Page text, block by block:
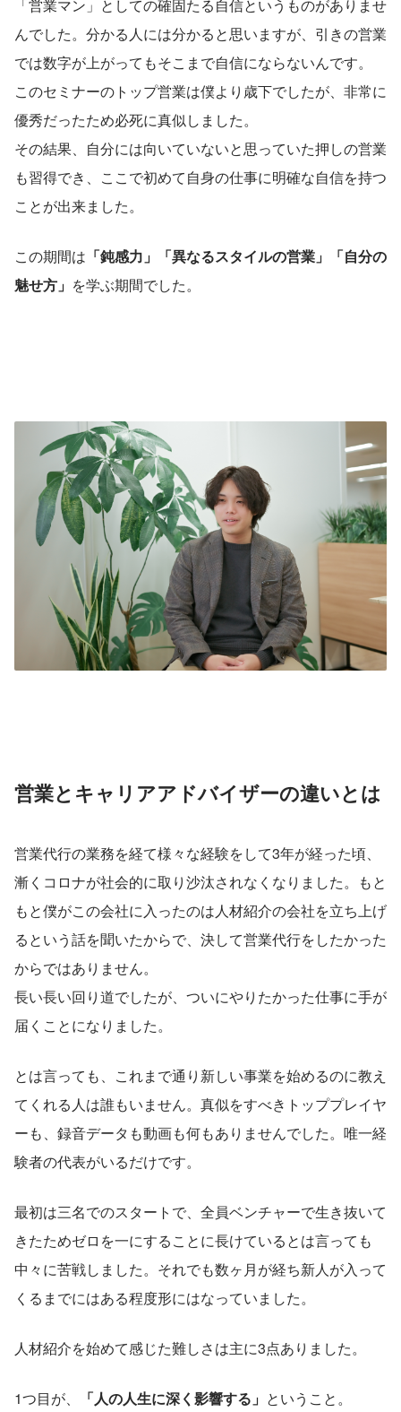
「営業マン」としての確固たる自信というものがありませ
んでした。分かる人には分かると思いますが、引きの営業
では数字が上がってもそこまで自信にならないんです。
このセミナーのトップ営業は僕より歳下でしたが、非常に
優秀だったため必死に真似しました。
その結果、自分には向いていないと思っていた押しの営業
も習得でき、ここで初めて自身の仕事に明確な自信を持つ
ことが出来ました。
この期間は 「鈍感力」「異なるスタイルの営業」「自分の
魅せ方」 を学ぶ期間でした。
営業とキャリアアドバイザーの違いとは
営業代行の業務を経て様々な経験をして3年が経った頃、
漸くコロナが社会的に取り沙汰されなくなりました。もと
もと僕がこの会社に入ったのは人材紹介の会社を立ち上げ
るという話を聞いたからで、決して営業代行をしたかった
からではありません。
長い長い回り道でしたが、ついにやりたかった仕事に手が
届くことになりました。
とは言っても、これまで通り新しい事業を始めるのに教え
てくれる人は誰もいません。真似をすべきトッププレイヤ
ーも、録音データも動画も何もありませんでした。唯一経
験者の代表がいるだけです。
最初は三名でのスタートで、全員ベンチャーで生き抜いて
きたためゼロを一にすることに長けているとは言っても
中々に苦戦しました。それでも数ヶ月が経ち新人が入って
くるまでにはある程度形にはなっていました。
人材紹介を始めて感じた難しさは主に3点ありました。
1つ目が、 「人の人生に深く影響する」 ということ。